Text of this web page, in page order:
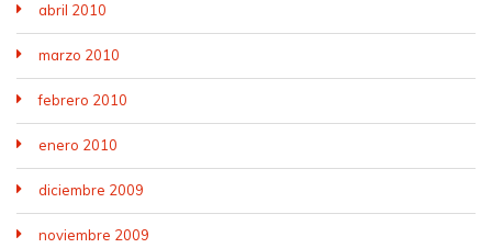
abril 2010
marzo 2010
febrero 2010
enero 2010
diciembre 2009
noviembre 2009